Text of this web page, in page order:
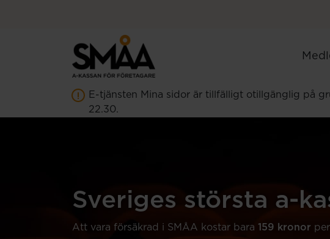
E-tjänsten Mina sidor är tillfälligt otillgänglig på
22.30.
Sveriges största a-
Att vara försäkrad i SMÅA kostar bara 159 kronor